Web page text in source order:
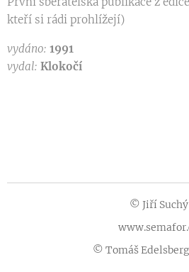
kteří si rádi prohlížejí)
vydáno: 1991
vydal: Klokočí
© Jiří Suchý
© Tomáš